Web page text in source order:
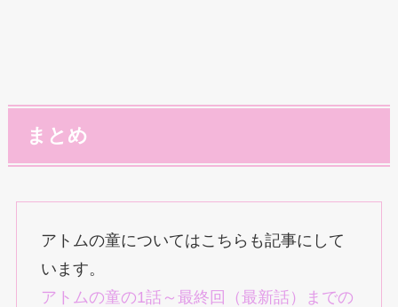
まとめ
アトムの童についてはこちらも記事にして
います。
アトムの童の1話～最終回（最新話）までの